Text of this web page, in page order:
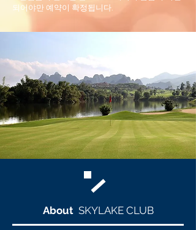
되어야만 예약이 확정됩니다.
About SKYLAKE CLUB